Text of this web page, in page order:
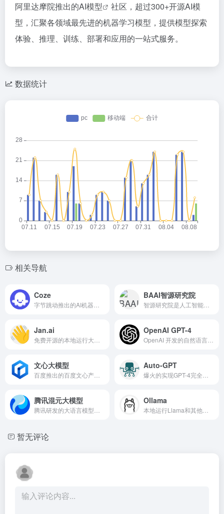
阿里达摩院推出的AI模型
社区，超过300+开源AI模
型，汇聚各领域最先进的机器学习模型，提供模型探索
体验、推理、训练、部署和应用的一站式服务。
数据统计
相关导航
Coze BAAI智源研究院
Jan.ai OpenAI GPT-4
文心大模型 Auto-GPT
腾讯混元大模型 Ollama
暂无评论